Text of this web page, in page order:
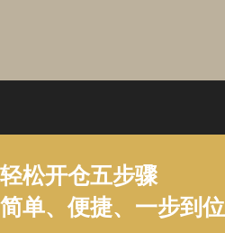
轻松开仓五步骤
简单、便捷、一步到位